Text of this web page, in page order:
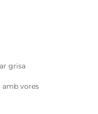
grisa
vores